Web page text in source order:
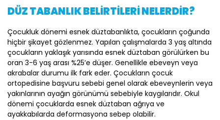
DÜZ TABANLIK BELİRTİLERİ NELERDİR?
Çocukluk dönemi esnek düztabanlıkta, çocukların çoğunda
hiçbir şikayet gözlenmez. Yapılan çalışmalarda 3 yaş altında
çocukların yaklaşık yarısında esnek düztaban görülürken bu
oran 3-6 yaş arası %25’e düşer. Genellikle ebeveyn veya
akrabalar durumu ilk fark eder. Çocukların çocuk
ortopedisine başvuru sebebi genel olarak ebeveynlerin veya
yakınlarının ayağın görünümü sebebiyle kaygılarıdır. Okul
dönemi çocuklarda esnek düztaban ağrıya ve
ayakkabılarda deformasyona sebep olabilir.